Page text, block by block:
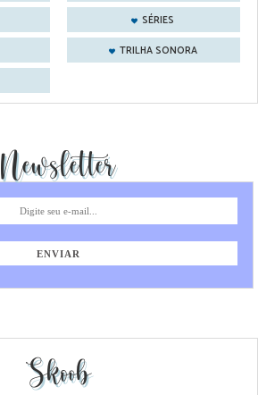
SÉRIES
TRILHA SONORA
Newsletter
Skoob